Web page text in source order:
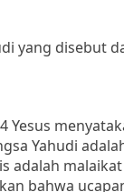
yang disebut
Yesus
Yahudi
adalah
bahwa